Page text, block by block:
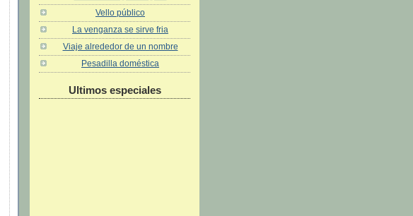
Vello público
La venganza se sirve fria
Viaje alrededor de un nombre
Pesadilla doméstica
Ultimos especiales